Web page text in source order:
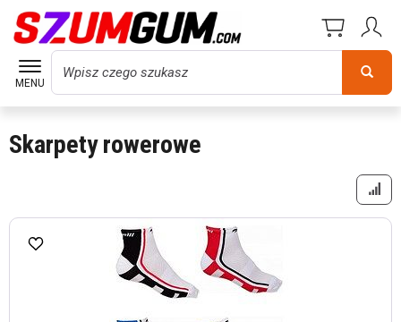
MENU
Wyszukaj
Skarpety rowerowe